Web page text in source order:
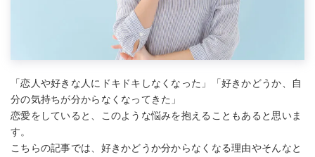
「恋人や好きな人にドキドキしなくなった」「好きかどうか、自
分の気持ちが分からなくなってきた」
恋愛をしていると、このような悩みを抱えることもあると思いま
す。
こちらの記事では、好きかどうか分からなくなる理由やそんなと